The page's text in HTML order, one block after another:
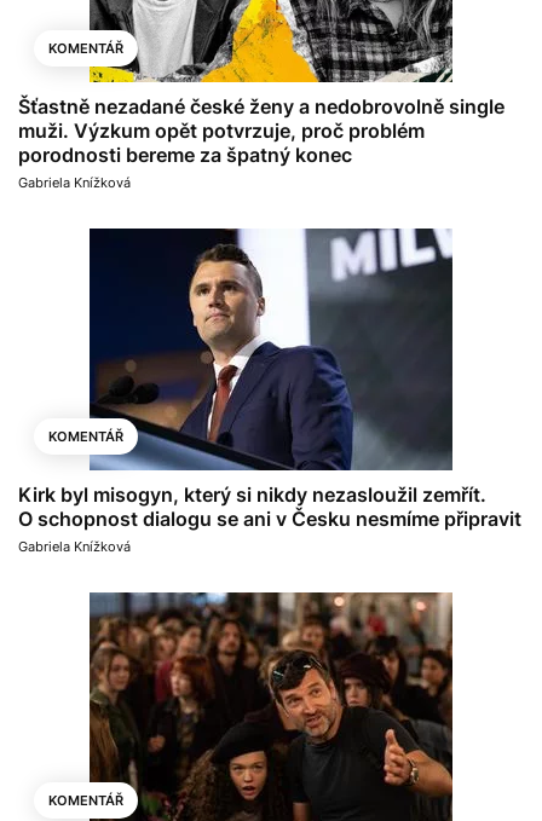
KOMENTÁŘ
Šťastně nezadané české ženy a nedobrovolně single
muži. Výzkum opět potvrzuje, proč problém
porodnosti bereme za špatný konec
Gabriela Knížková
KOMENTÁŘ
Kirk byl misogyn, který si nikdy nezasloužil zemřít.
O schopnost dialogu se ani v Česku nesmíme připravit
Gabriela Knížková
KOMENTÁŘ